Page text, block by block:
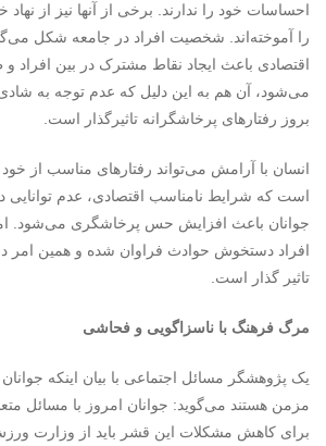
احساسات خود را ندارند. برخی از آنها نیز از نهاد
را آموخته‌اند. شخصیت افراد در جامعه شکل
اقتصادی باعث ایجاد نقاط مشترک در بین افراد
می‌شود، آن هم به این دلیل که عدم توجه به
بروز رفتارهای پرخاشگرانه تاثیرگذار است.
انسان با آرامش می‌تواند رفتارهای مناسب از
است که شرایط نامناسب اقتصادی، عدم توانایی
جوانان باعث افزایش حس پرخاشگری می‌شود.
افراد دستخوش حوادث فراوان شده و همین امر
تاثیر گذار است.
مرگ فرهنگ با ناسزاگویی و فحاشی
یک پژوهشگر مسائل اجتماعی با بیان اینکه
مزمن هستند می‌گوید: جوانان امروز با مسائل
برای کاهش مشکلات این قشر باید از وزارت